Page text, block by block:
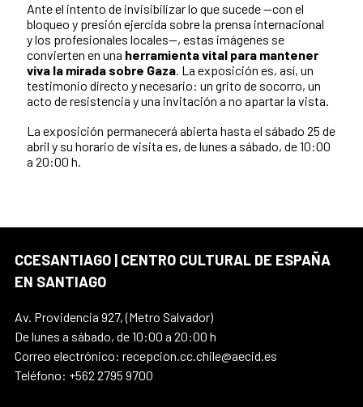
Ante el intento de invisibilizar lo que sucede —con el
bloqueo y presión ejercida sobre la prensa internacional
y los profesionales locales—, estas imágenes se
convierten en una herramienta vital para mantener
viva la mirada sobre Gaza. La exposición es, así, un
testimonio directo y necesario: un grito de socorro, un
acto de resistencia y una invitación a no apartar la vista.
La exposición permanecerá abierta hasta el sábado 25 de
abril y su horario de visita es, de lunes a sábado, de 10:00
a 20:00 h.
CCESANTIAGO | CENTRO CULTURAL DE ESPAÑA
EN SANTIAGO
Av. Providencia 927, (Metro Salvador)
De lunes a sábado, de 10:00 a 20:00 h
Correo electrónico: recepcion.cc.chile@aecid.es
Teléfono: +562 2795 9700